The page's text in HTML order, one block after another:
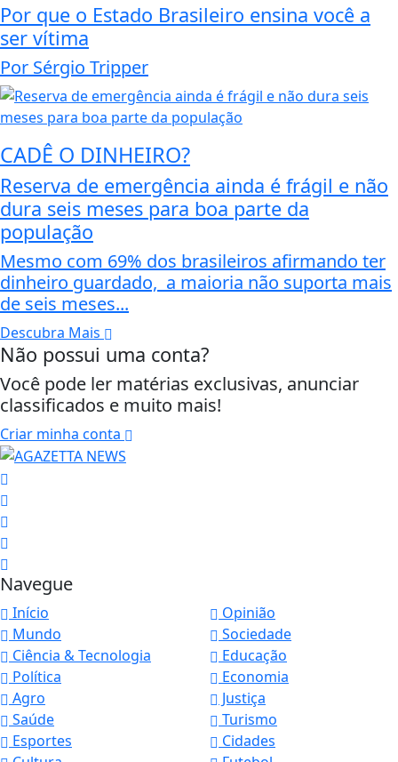
Por que o Estado Brasileiro ensina você a
ser vítima
Por Sérgio Tripper
CADÊ O DINHEIRO?
Reserva de emergência ainda é frágil e não
dura seis meses para boa parte da
população
Mesmo com 69% dos brasileiros afirmando ter
dinheiro guardado, a maioria não suporta mais
de seis meses...
Descubra Mais
Não possui uma conta?
Você pode ler matérias exclusivas, anunciar
classificados e muito mais!
Criar minha conta
Navegue
Início
Opinião
Mundo
Sociedade
Ciência & Tecnologia
Educação
Política
Economia
Agro
Justiça
Saúde
Turismo
Esportes
Cidades